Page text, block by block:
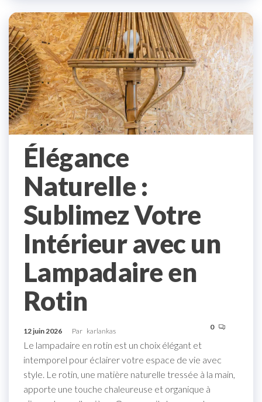
Élégance
Naturelle :
Sublimez Votre
Intérieur avec un
Lampadaire en
Rotin
12 juin 2026 Par karlankas 0
Le lampadaire en rotin est un choix élégant et
intemporel pour éclairer votre espace de vie avec
style. Le rotin, une matière naturelle tressée à la main,
apporte une touche chaleureuse et organique à